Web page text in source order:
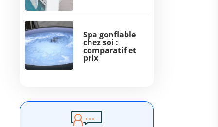
Spa gonflable
chez soi :
comparatif et
prix